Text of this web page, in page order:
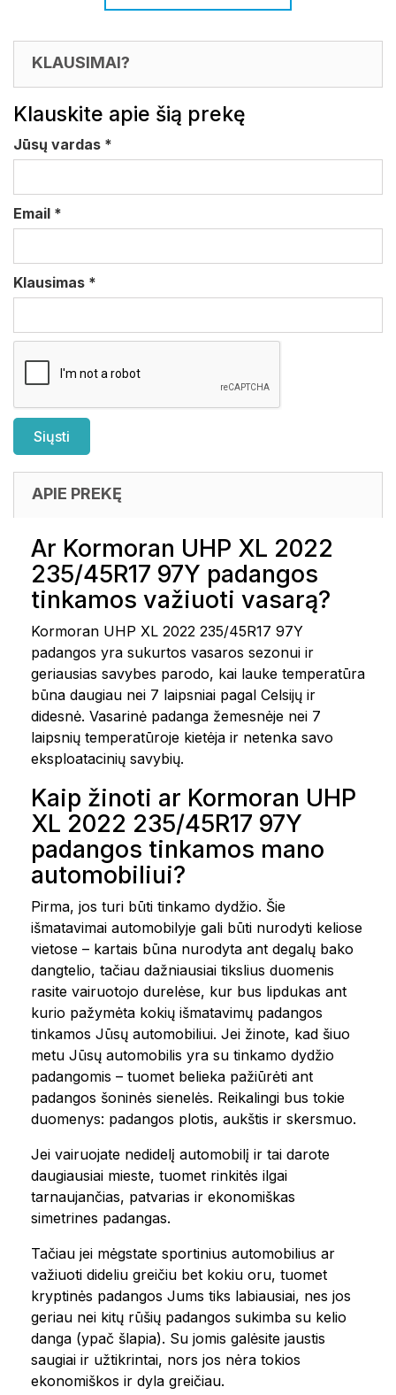
KLAUSIMAI?
Klauskite apie šią prekę
Jūsų vardas *
Email *
Klausimas *
APIE PREKĘ
Ar Kormoran UHP XL 2022
235/45R17 97Y padangos
tinkamos važiuoti vasarą?
Kormoran UHP XL 2022 235/45R17 97Y
padangos yra sukurtos vasaros sezonui ir
geriausias savybes parodo, kai lauke temperatūra
būna daugiau nei 7 laipsniai pagal Celsijų ir
didesnė. Vasarinė padanga žemesnėje nei 7
laipsnių temperatūroje kietėja ir netenka savo
eksploatacinių savybių.
Kaip žinoti ar Kormoran UHP
XL 2022 235/45R17 97Y
padangos tinkamos mano
automobiliui?
Pirma, jos turi būti tinkamo dydžio. Šie
išmatavimai automobilyje gali būti nurodyti keliose
vietose – kartais būna nurodyta ant degalų bako
dangtelio, tačiau dažniausiai tikslius duomenis
rasite vairuotojo durelėse, kur bus lipdukas ant
kurio pažymėta kokių išmatavimų padangos
tinkamos Jūsų automobiliui. Jei žinote, kad šiuo
metu Jūsų automobilis yra su tinkamo dydžio
padangomis – tuomet belieka pažiūrėti ant
padangos šoninės sienelės. Reikalingi bus tokie
duomenys: padangos plotis, aukštis ir skersmuo.
Jei vairuojate nedidelį automobilį ir tai darote
daugiausiai mieste, tuomet rinkitės ilgai
tarnaujančias, patvarias ir ekonomiškas
simetrines padangas.
Tačiau jei mėgstate sportinius automobilius ar
važiuoti dideliu greičiu bet kokiu oru, tuomet
kryptinės padangos Jums tiks labiausiai, nes jos
geriau nei kitų rūšių padangos sukimba su kelio
danga (ypač šlapia). Su jomis galėsite jaustis
saugiai ir užtikrintai, nors jos nėra tokios
ekonomiškos ir dyla greičiau.